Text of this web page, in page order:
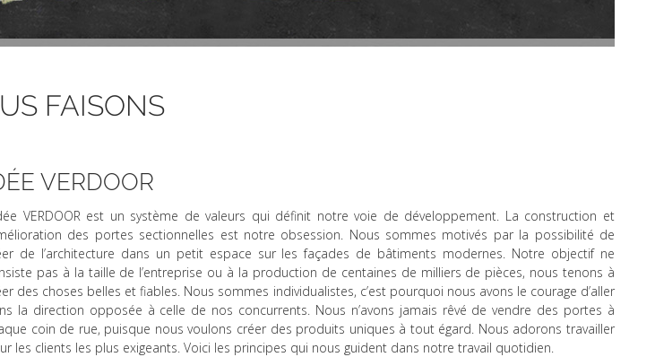
FAISONS
VERDOOR
VERDOOR est un système de valeurs qui définit notre voie de développement. La construction et
des portes sectionnelles est notre obsession. Nous sommes motivés par la possibilité de
de l’architecture dans un petit espace sur les façades de bâtiments modernes. Notre objectif ne
pas à la taille de l’entreprise ou à la production de centaines de milliers de pièces, nous tenons à
des choses belles et fiables. Nous sommes individualistes, c’est pourquoi nous avons le courage d’aller
la direction opposée à celle de nos concurrents. Nous n’avons jamais rêvé de vendre des portes à
coin de rue, puisque nous voulons créer des produits uniques à tout égard. Nous adorons travailler
les clients les plus exigeants. Voici les principes qui nous guident dans notre travail quotidien.